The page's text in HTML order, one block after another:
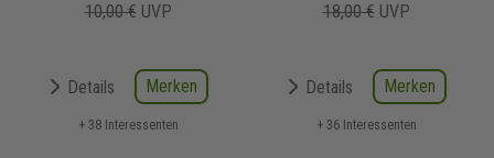
10,00 € UVP
Details Merken
+ 38 Interessenten
18,00 € UVP
Details Merken
+ 36 Interessenten